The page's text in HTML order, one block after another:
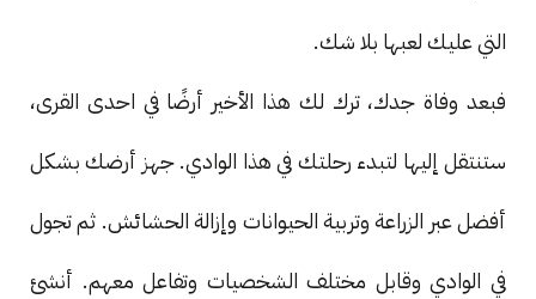
التي عليك لعبها بلا شك.
فبعد وفاة جدك، ترك لك هذا الأخير أرضًا في احدى القرى،
ستنتقل إليها لتبدء رحلتك في هذا الوادي. جهز أرضك بشكل
أفضل عبر الزراعة وتربية الحيوانات وإزالة الحشائش. ثم تجول
في الوادي وقابل مختلف الشخصيات وتفاعل معهم. أنشئ